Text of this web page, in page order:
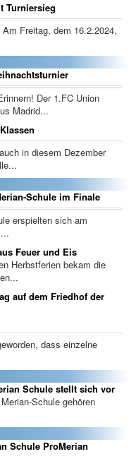
Turniersieg
Freitag, dem 16.2.2024,
Der 1.FC Union
Madrid...
in diesem Dezember
Schule im Finale
erspielten sich am
Feuer und Eis
Herbstferien bekam die
auf dem Friedhof der
dass einzelne
Schule stellt sich vor
Schule gehören
Schule ProMerian